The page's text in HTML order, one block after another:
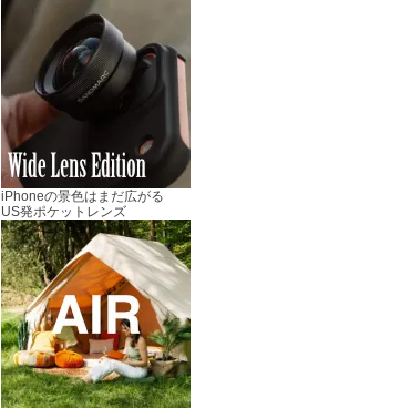
iPhoneの景色はまだ広がる
US発ポケットレンズ